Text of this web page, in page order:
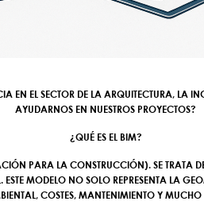
EN EL SECTOR DE LA ARQUITECTURA,
AYUDARNOS EN NUESTROS PROYECTOS?
¿QUÉ ES EL BIM?
PARA LA CONSTRUCCIÓN). SE TRATA
MODELO NO SOLO REPRESENTA LA
COSTES, MANTENIMIENTOY MUCHO